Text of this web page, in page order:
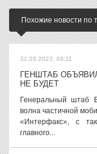
Похожие новости по
31.03.2023, 09:11
ГЕНШТАБ
НЕ БУДЕТ
Генеральный штаб
волна частичной
«Интерфакс», с
главного...